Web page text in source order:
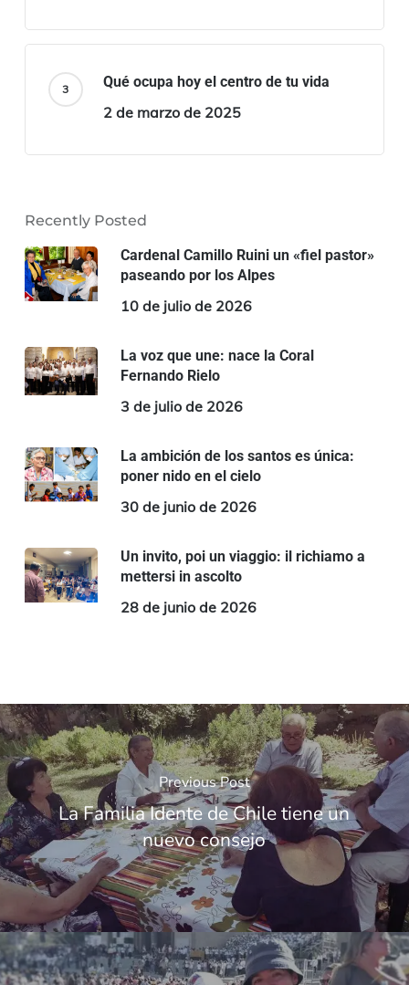
Qué ocupa hoy el centro de tu vida
2 de marzo de 2025
Recently Posted
Cardenal Camillo Ruini un «fiel pastor»
paseando por los Alpes
10 de julio de 2026
La voz que une: nace la Coral
Fernando Rielo
3 de julio de 2026
La ambición de los santos es única:
poner nido en el cielo
30 de junio de 2026
Un invito, poi un viaggio: il richiamo a
mettersi in ascolto
28 de junio de 2026
Previous Post
La Familia Idente de Chile tiene un
nuevo consejo